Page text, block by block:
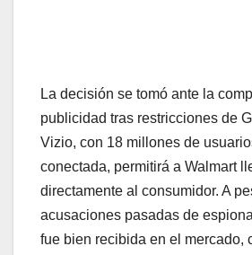
La decisión se tomó ante la
publicidad tras restricciones de
Vizio, con 18 millones de
conectada, permitirá a Walmart
directamente al consumidor. A
acusaciones pasadas de
fue bien recibida en el mercado,